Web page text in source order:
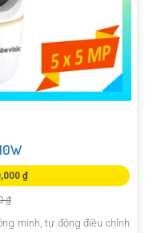
₫
₫
minh, tự động điều chỉnh